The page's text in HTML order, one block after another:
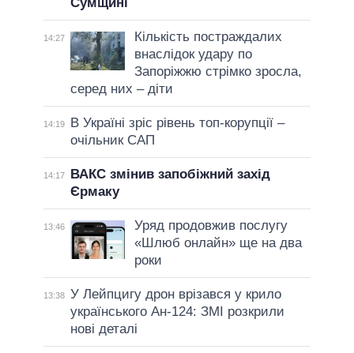
Сумщині
14:27
Кількість постраждалих
внаслідок удару по
Запоріжжю стрімко зросла,
серед них – діти
14:19
В Україні зріс рівень топ-корупції –
очільник САП
14:17
ВАКС змінив запобіжний захід
Єрмаку
13:46
Уряд продовжив послугу
«Шлюб онлайн» ще на два
роки
13:38 У Лейпцигу дрон врізався у крило
українського Ан-124: ЗМІ розкрили
нові деталі